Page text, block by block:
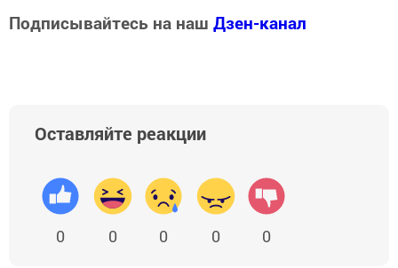
Подписывайтесь на наш Дзен-канал
Оставляйте реакции
0 0 0 0 0